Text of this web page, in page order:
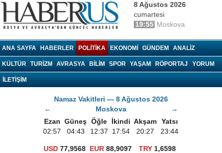
8 Ağustos 2026
cumartesi
19:55 Moskova
ANA SAYFA HABERLER POLITIKA EKONOMI GÜNDEM ANALIZ
KÜLTÜR TURIZM AVRASYA BILIM SPOR YAŞAM RÖPORTAJ YORUM
İLETİŞİM
Namaz Vakitleri — 8 Ağustos 2026
←
Moskova
→
Ezan Güneş Öğle İkindi Akşam
Yatsı
02:57
04:43 12:37 17:54 20:27 23:44
USD 77,9568 EUR 88,9097 TRY1,6598